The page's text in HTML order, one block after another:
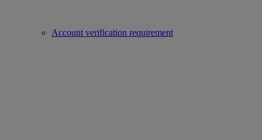
Account verification requirement